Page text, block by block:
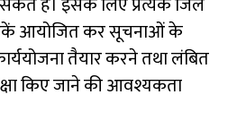
आयोजित कर सूचनाओं के
तैयार करने तथा लंबित
किए जाने की आवश्यकता